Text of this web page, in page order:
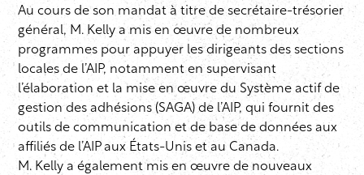
Au cours de son mandat à titre de secrétaire-trésorier
général, M. Kelly a mis en œuvre de nombreux
programmes pour appuyer les dirigeants des sections
locales de l’AIP, notamment en supervisant
l’élaboration et la mise en œuvre du Système actif de
gestion des adhésions (SAGA) de l’AIP, qui fournit des
outils de communication et de base de données aux
affiliés de l’AIP aux États-Unis et au Canada.
M. Kelly a également mis en œuvre de nouveaux